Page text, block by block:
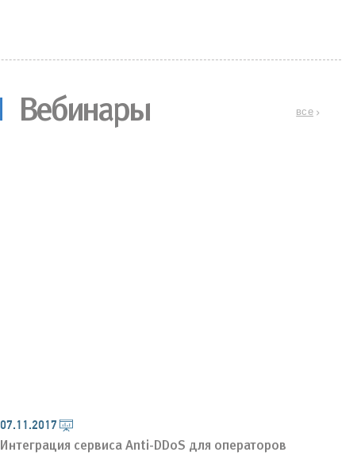
Вебинары все
07.11.2017
Интеграция сервиса Anti-DDoS для операторов